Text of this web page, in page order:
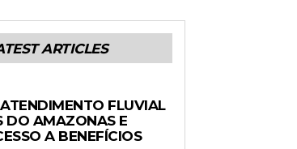
ARTICLES
FLUVIAL
DO AMAZONAS E
A BENEFÍCIOS